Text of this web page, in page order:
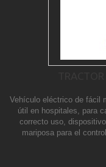
Vehículo eléctrico de fácil
útil en hospitales, para
correcto uso,
mariposa para el